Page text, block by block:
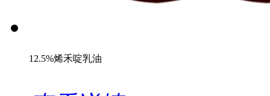
12.5%烯禾啶乳油